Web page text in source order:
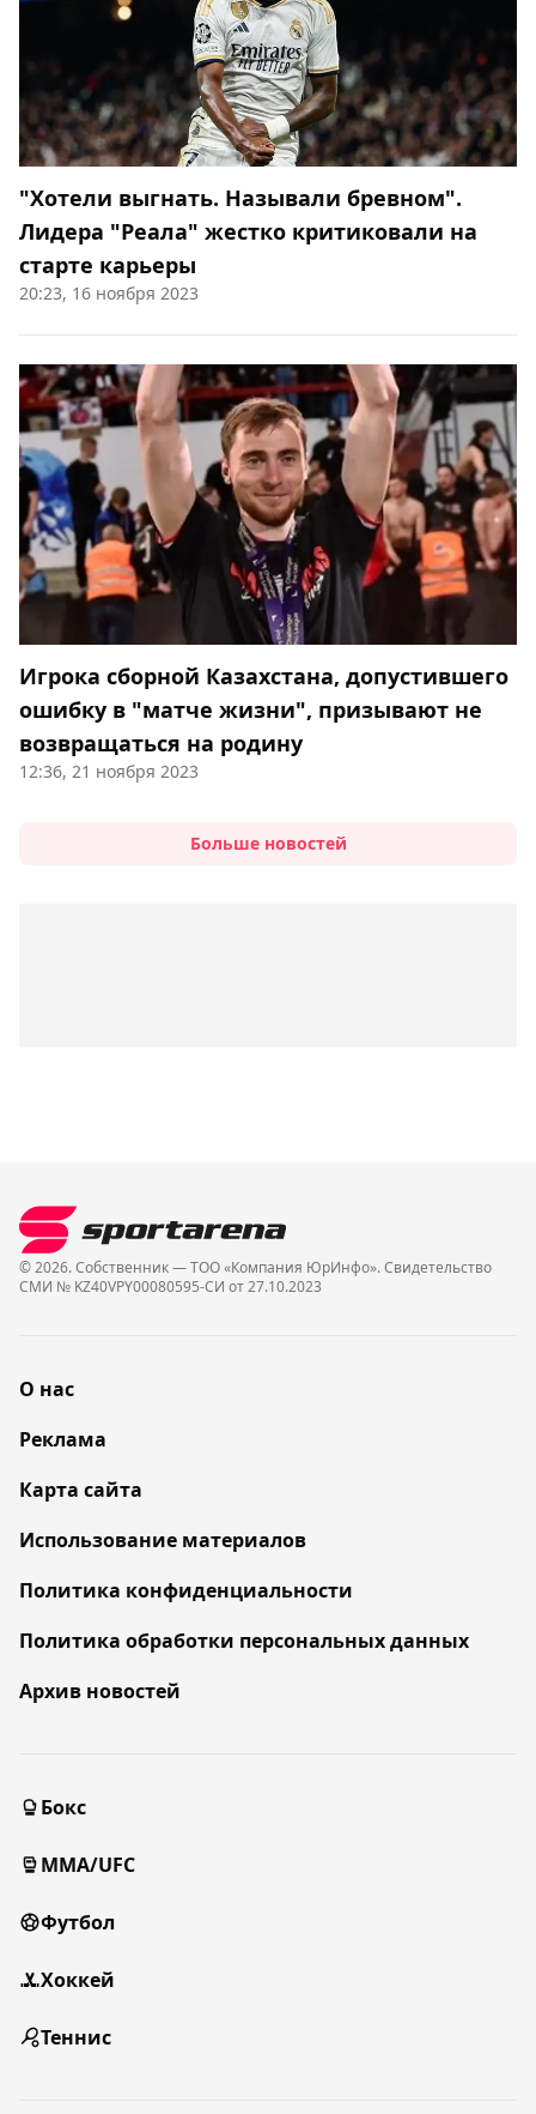
"Хотели выгнать. Называли бревном".
Лидера "Реала" жестко критиковали на
старте карьеры
20:23, 16 ноября 2023
Игрока сборной Казахстана, допустившего
ошибку в "матче жизни", призывают не
возвращаться на родину
12:36, 21 ноября 2023
Больше новостей
© 2026. Собственник — ТОО «Компания ЮрИнфо». Cвидетельство
СМИ № KZ40VPY00080595-СИ от 27.10.2023
О нас
Реклама
Карта сайта
Использование материалов
Политика конфиденциальности
Политика обработки персональных данных
Архив новостей
Бокс
MMA/UFC
Футбол
Хоккей
Теннис